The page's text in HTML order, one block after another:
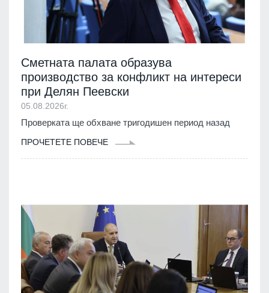
Сметната палата образува
производство за конфликт на интереси
при Делян Пеевски
05.08.2026г.
Проверката ще обхване тригодишен период назад
ПРОЧЕТЕТЕ ПОВЕЧЕ